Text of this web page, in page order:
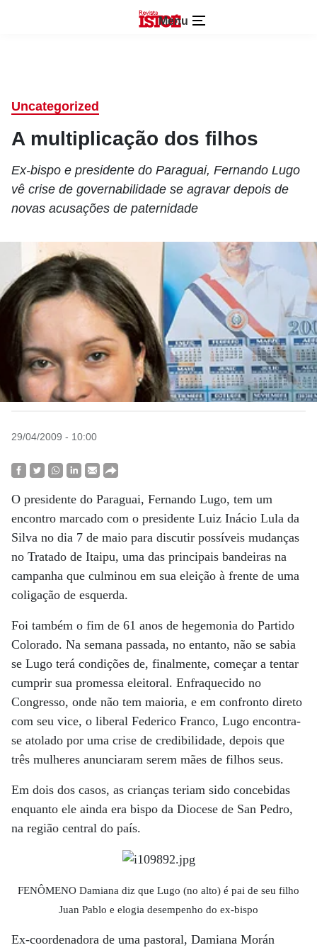
Menu
Uncategorized
A multiplicação dos filhos
Ex-bispo e presidente do Paraguai, Fernando Lugo
vê crise de governabilidade se agravar depois de
novas acusações de paternidade
29/04/2009 - 10:00
O presidente do Paraguai, Fernando Lugo, tem um
encontro marcado com o presidente Luiz Inácio Lula da
Silva no dia 7 de maio para discutir possíveis mudanças
no Tratado de Itaipu, uma das principais bandeiras na
campanha que culminou em sua eleição à frente de uma
coligação de esquerda.
Foi também o fim de 61 anos de hegemonia do Partido
Colorado. Na semana passada, no entanto, não se sabia
se Lugo terá condições de, finalmente, começar a tentar
cumprir sua promessa eleitoral. Enfraquecido no
Congresso, onde não tem maioria, e em confronto direto
com seu vice, o liberal Federico Franco, Lugo encontra-
se atolado por uma crise de credibilidade, depois que
três mulheres anunciaram serem mães de filhos seus.
Em dois dos casos, as crianças teriam sido concebidas
enquanto ele ainda era bispo da Diocese de San Pedro,
na região central do país.
FENÔMENO Damiana diz que Lugo (no alto) é pai de seu filho
Juan Pablo e elogia desempenho do ex-bispo
Ex-coordenadora de uma pastoral, Damiana Morán